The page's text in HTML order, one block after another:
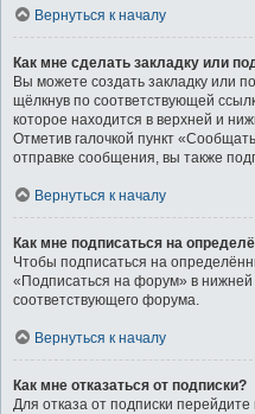
Вернуться к началу
Как мне сделать закладку или
Вы можете создать закладку или
щёлкнув по соответствующей
которое находится в верхней и
Отметив галочкой пункт
отправке сообщения, вы также
Вернуться к началу
Как мне подписаться на
Чтобы подписаться на
«Подписаться на форум» в
соответствующего форума.
Вернуться к началу
Как мне отказаться от подписки?
Для отказа от подписки